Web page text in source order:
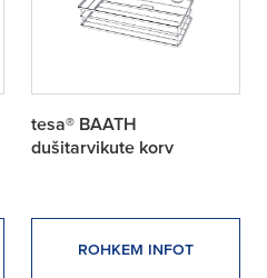
tesa® BAATH
dušitarvikute korv
ROHKEM INFOT